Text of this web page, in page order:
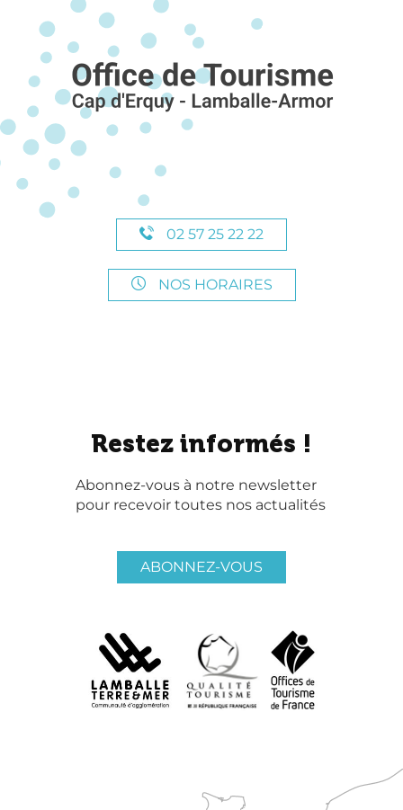
02 57 25 22 22
NOS HORAIRES
Restez informés !
Abonnez-vous à notre newsletter
pour recevoir toutes nos actualités
ABONNEZ-VOUS